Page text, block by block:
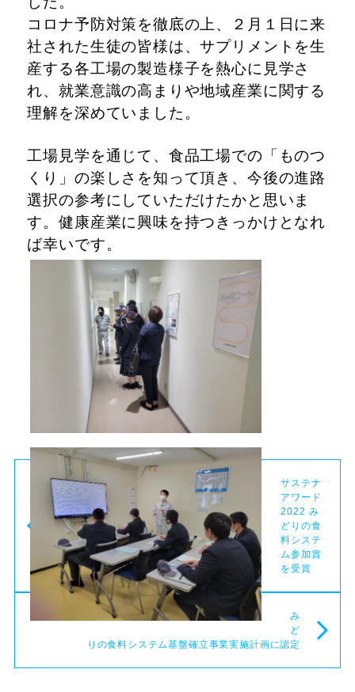
コロナ予防対策を徹底の上、２月１日に来
社された生徒の皆様は、サプリメントを生
産する各工場の製造様子を熱心に見学さ
れ、就業意識の高まりや地域産業に関する
理解を深めていました。
工場見学を通じて、食品工場での「ものつ
くり」の楽しさを知って頂き、今後の進路
選択の参考にしていただけたかと思いま
す。健康産業に興味を持つきっかけとなれ
ば幸いです。
サステナ
アワード
2022 み
どりの食
料システ
ム参加賞
を受賞
み
ど
りの食料システム基盤確立事業実施計画に認定